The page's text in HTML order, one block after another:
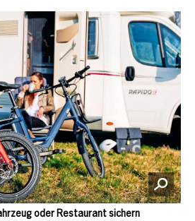
oder Restaurant sichern